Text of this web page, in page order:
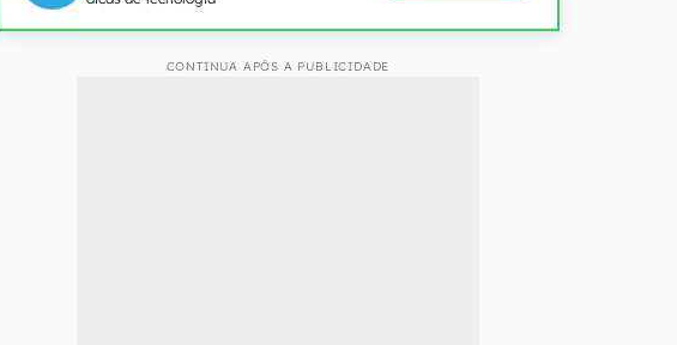
CONTINUA APÓS A PUBLICIDADE